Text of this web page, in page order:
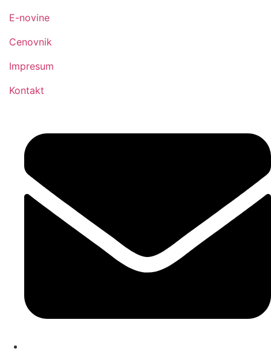
E-novine
Cenovnik
Impresum
Kontakt